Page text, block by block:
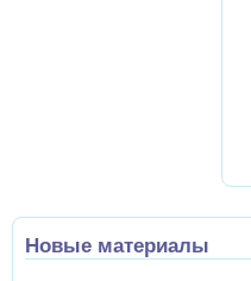
Новые материалы